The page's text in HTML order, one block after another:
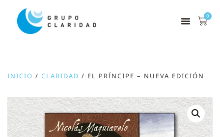
0
INICIO / CLARIDAD / EL PRÍNCIPE – NUEVA EDICIÓN